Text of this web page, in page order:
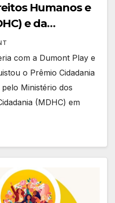
Humanos e
e da
Social
República
com a Dumont Play e
o Prêmio Cidadania
Ministério dos
(MDHC) em